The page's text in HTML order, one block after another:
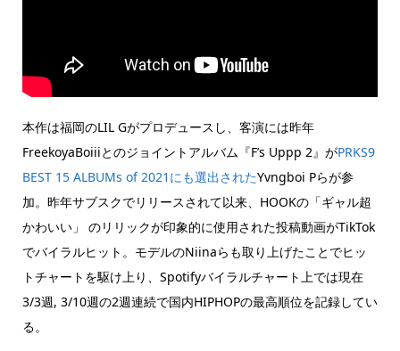
本作は福岡のLIL Gがプロデュースし、客演には昨年
FreekoyaBoiiiとのジョイントアルバム『F’s Uppp 2』がPRKS9
BEST 15 ALBUMs of 2021にも選出されたYvngboi Pらが参
加。昨年サブスクでリリースされて以来、HOOKの「ギャル超
かわいい」 のリリックが印象的に使用された投稿動画がTikTok
でバイラルヒット。モデルのNiinaらも取り上げたことでヒッ
トチャートを駆け上り、Spotifyバイラルチャート上では現在
3/3週, 3/10週の2週連続で国内HIPHOPの最高順位を記録してい
る。